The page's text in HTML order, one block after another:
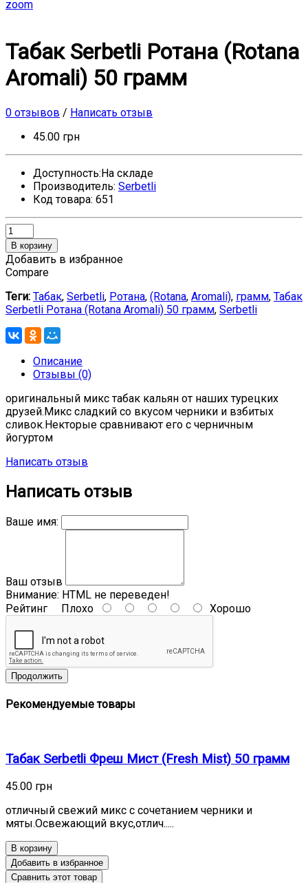
zoom
Табак Serbetli Ротана (Rotana
Aromali) 50 грамм
0 отзывов / Написать отзыв
45.00 грн
Доступность:На складе
Производитель: Serbetli
Код товара: 651
В корзину
Добавить в избранное
Compare
Теги: Табак, Serbetli, Ротана, (Rotana, Aromali), грамм, Табак
Serbetli Ротана (Rotana Aromali) 50 грамм, Serbetli
Описание
Отзывы (0)
оригинальный микс табак кальян от наших турецких
друзей.Микс сладкий со вкусом черники и взбитых
сливок.Некторые сравнивают его с черничным
йогуртом
Написать отзыв
Написать отзыв
Ваше имя:
Ваш отзыв
Внимание: HTML не переведен!
Рейтинг Плохо Хорошо
Продолжить
Рекомендуемые товары
Табак Serbetli Фреш Мист (Fresh Mist) 50 грамм
45.00 грн
отличный свежий микс с сочетанием черники и
мяты.Освежающий вкус,отлич.....
В корзину
Добавить в избранное
Сравнить этот товар